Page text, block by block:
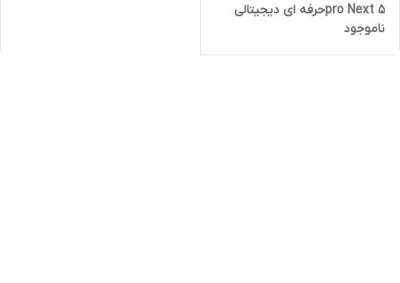
pro Next 5حرفه ای دیجیتالی
سوپر سایلنت
ناموجود